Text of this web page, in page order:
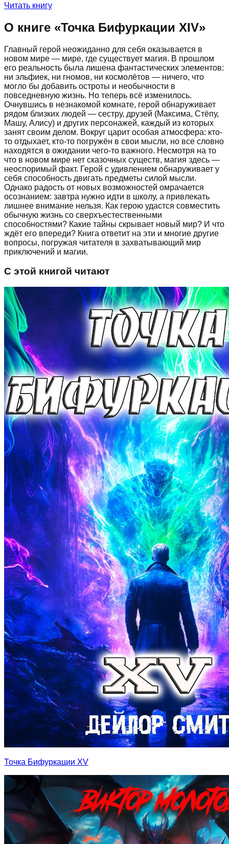
Читать книгу
О книге «Точка Бифуркации XIV»
Главный герой неожиданно для себя оказывается в
новом мире — мире, где существует магия. В прошлом
его реальность была лишена фантастических элементов:
ни эльфиек, ни гномов, ни космолётов — ничего, что
могло бы добавить остроты и необычности в
повседневную жизнь. Но теперь всё изменилось.
Очнувшись в незнакомой комнате, герой обнаруживает
рядом близких людей — сестру, друзей (Максима, Стёпу,
Машу, Алису) и других персонажей, каждый из которых
занят своим делом. Вокруг царит особая атмосфера: кто-
то отдыхает, кто-то погружён в свои мысли, но все словно
находятся в ожидании чего-то важного. Несмотря на то
что в новом мире нет сказочных существ, магия здесь —
неоспоримый факт. Герой с удивлением обнаруживает у
себя способность двигать предметы силой мысли.
Однако радость от новых возможностей омрачается
осознанием: завтра нужно идти в школу, а привлекать
лишнее внимание нельзя. Как герою удастся совместить
обычную жизнь со сверхъестественными
способностями? Какие тайны скрывает новый мир? И что
ждёт его впереди? Книга ответит на эти и многие другие
вопросы, погружая читателя в захватывающий мир
приключений и магии.
С этой книгой читают
Точка Бифуркации XV